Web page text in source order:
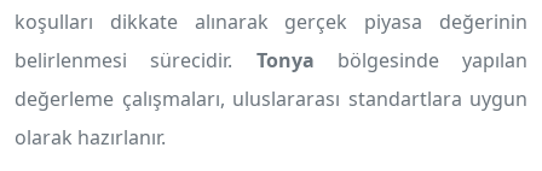
koşulları dikkate alınarak gerçek piyasa değerinin
belirlenmesi sürecidir. Tonya bölgesinde yapılan
değerleme çalışmaları, uluslararası standartlara uygun
olarak hazırlanır.